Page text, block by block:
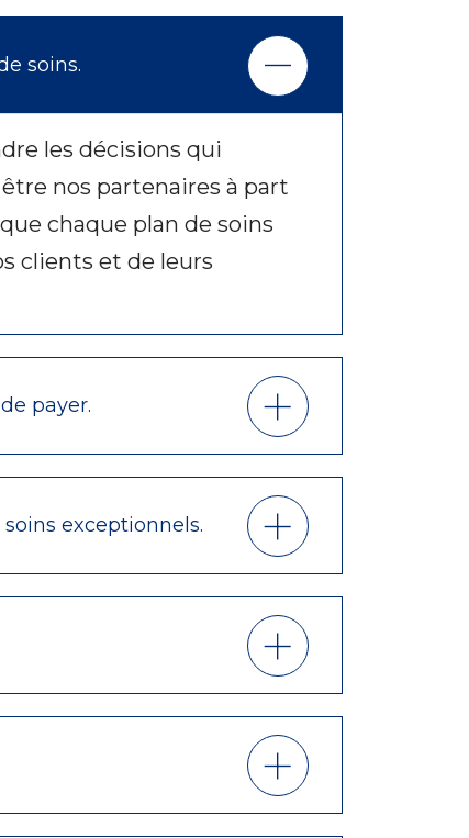
soins.
les décisions qui
nos partenaires à part
chaque plan de soins
clients et de leurs
payer.
exceptionnels.